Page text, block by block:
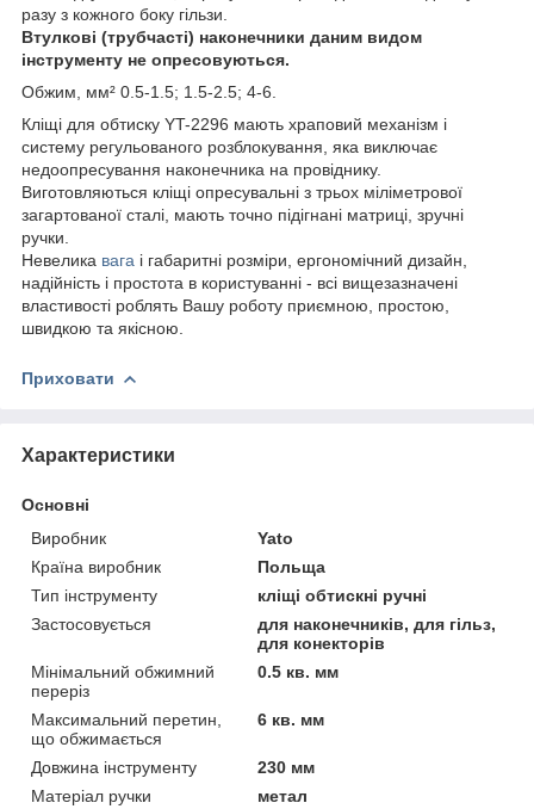
разу з кожного боку гільзи.
Втулкові (трубчасті) наконечники даним видом
інструменту не опресовуються.
Обжим, мм² 0.5-1.5; 1.5-2.5; 4-6.
Кліщі для обтиску YT-2296 мають храповий механізм і
систему регульованого розблокування, яка виключає
недоопресування наконечника на провіднику.
Виготовляються кліщі опресувальні з трьох міліметрової
загартованої сталі, мають точно підігнані матриці, зручні
ручки.
Невелика вага і габаритні розміри, ергономічний дизайн,
надійність і простота в користуванні - всі вищезазначені
властивості роблять Вашу роботу приємною, простою,
швидкою та якісною.
Приховати
Характеристики
Основні
Виробник
Yato
Країна виробник
Польща
Тип інструменту
кліщі обтискні ручні
Застосовується
для наконечників, для гільз,
для конекторів
Мінімальний обжимний
переріз
0.5 кв. мм
Максимальний перетин,
що обжимається
6 кв. мм
Довжина інструменту
230 мм
Матеріал ручки
метал